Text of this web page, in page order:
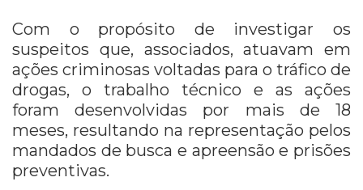
Com o propósito de investigar os
suspeitos que, associados, atuavam em
ações criminosas voltadas para o tráfico de
drogas, o trabalho técnico e as ações
foram desenvolvidas por mais de 18
meses, resultando na representação pelos
mandados de busca e apreensão e prisões
preventivas.